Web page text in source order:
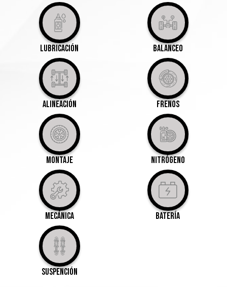
Lubricación Balanceo
Alineación Frenos
Montaje Nitrógeno
Mecánica Batería
suspención